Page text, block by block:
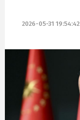
2026-05-31 19:54:42